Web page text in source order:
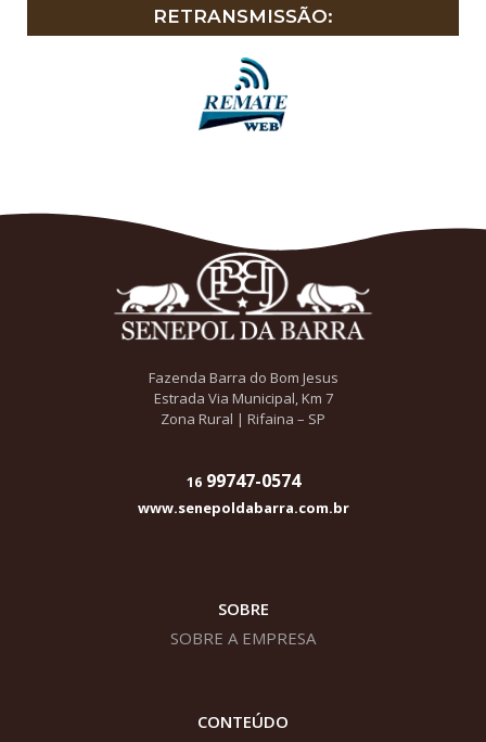
RETRANSMISSÃO:
Fazenda Barra do Bom Jesus
Estrada Via Municipal, Km 7
Zona Rural | Rifaina – SP
1699747-0574
www.senepoldabarra.com.br
SOBRE
SOBRE A EMPRESA
CONTEÚDO